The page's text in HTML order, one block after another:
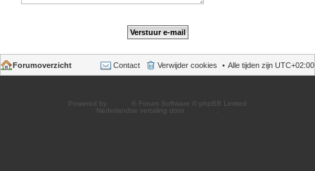
Forumoverzicht Alle tijden zijn UTC+02:00
Verwijder cookies
Contact
Powered by
® Forum Software © phpBB Limited
Nederlandse vertaling door